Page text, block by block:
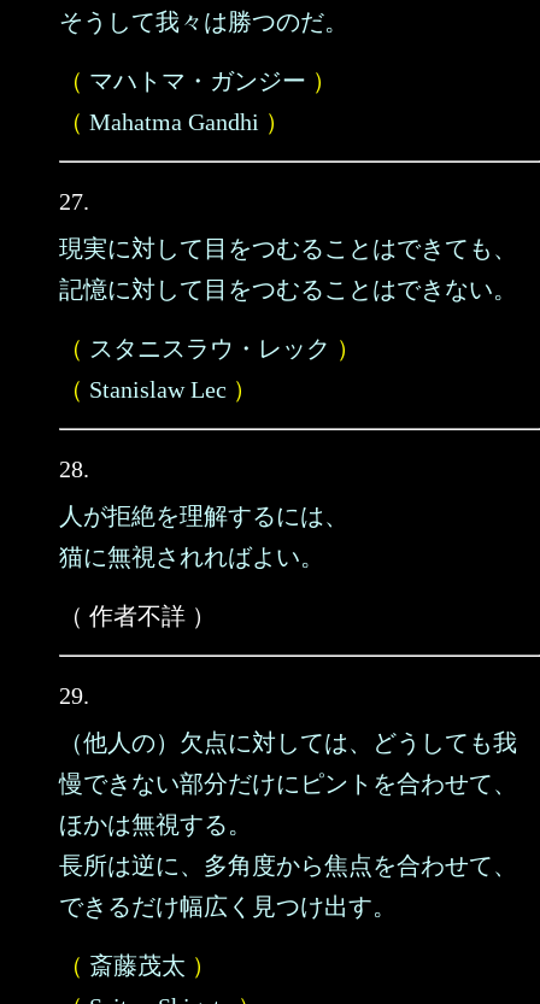
そうして我々は勝つのだ。
（ マハトマ・ガンジー ）
（ Mahatma Gandhi ）
27.
現実に対して目をつむることはできても、
記憶に対して目をつむることはできない。
（ スタニスラウ・レック ）
（ Stanislaw Lec ）
28.
人が拒絶を理解するには、
猫に無視されればよい。
（ 作者不詳 ）
29.
（他人の）欠点に対しては、どうしても我
慢できない部分だけにピントを合わせて、
ほかは無視する。
長所は逆に、多角度から焦点を合わせて、
できるだけ幅広く見つけ出す。
（ 斎藤茂太 ）